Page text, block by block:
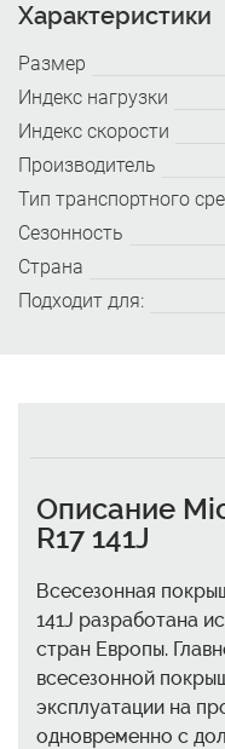
Характеристики
Размер
Индекс нагрузки
Индекс скорости
Производитель
Тип транспортного
Сезонность
Страна
Подходит для:
Описание
R17 141J
Всесезонная
141J разработана
стран Европы.
всесезонной
эксплуатации на
одновременно с